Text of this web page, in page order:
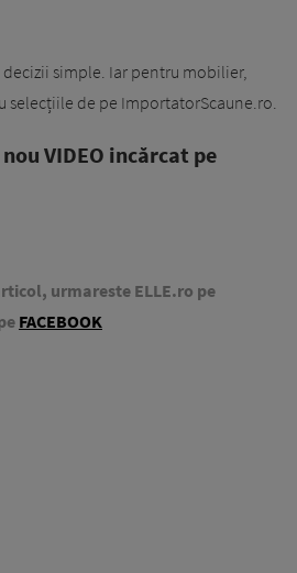
simple. Iar pentru mobilier,
selecțiile de pe ImportatorScaune.ro.
VIDEO incărcat pe
urmareste ELLE.ro pe
FACEBOOK